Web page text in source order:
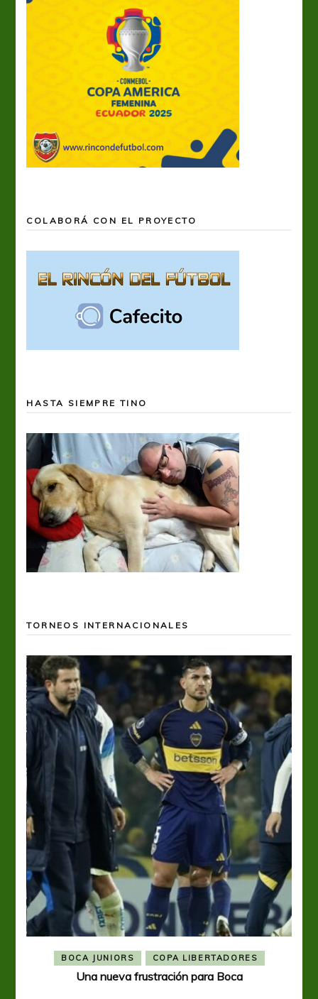
COLABORÁ CON EL PROYECTO
HASTA SIEMPRE TINO
TORNEOS INTERNACIONALES
BOCA JUNIORS COPA LIBERTADORES
Una nueva frustración para Boca